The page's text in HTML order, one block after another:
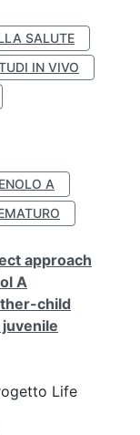
SALUTE
IN VIVO
A
approach
A
child
Life